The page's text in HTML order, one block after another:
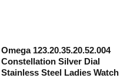
Omega 123.20.35.20.52.004
Constellation Silver Dial
Stainless Steel Ladies Watch